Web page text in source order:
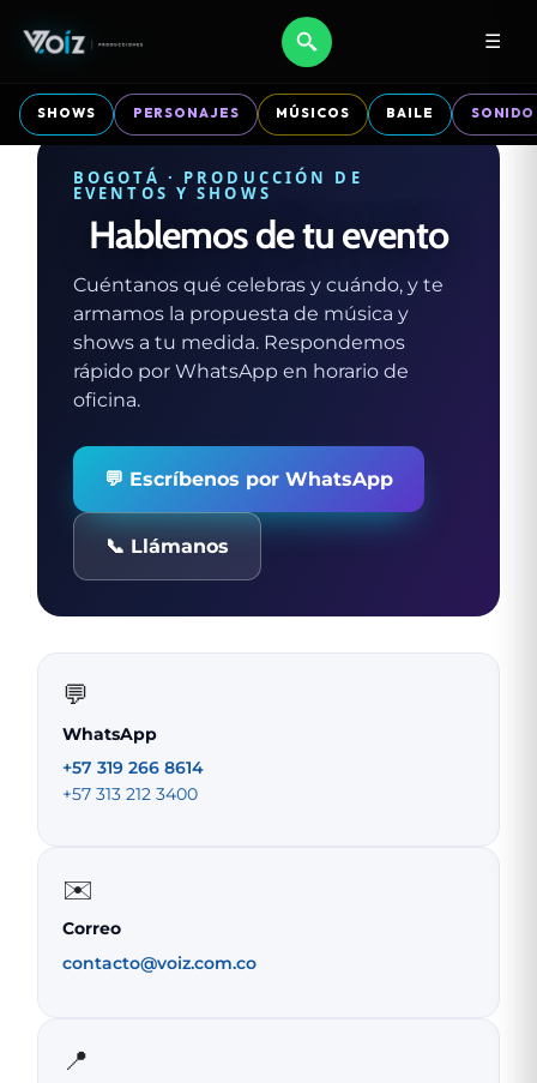
☰
SHOWS PERSONAJES MÚSICOS BAILE SONIDO
BOGOTÁ · PRODUCCIÓN DE
EVENTOS Y SHOWS
Hablemos de tu evento
Cuéntanos qué celebras y cuándo, y te
armamos la propuesta de música y
shows a tu medida. Respondemos
rápido por WhatsApp en horario de
oficina.
💬 Escríbenos por WhatsApp
📞 Llámanos
💬
WhatsApp
+57 319 266 8614
+57 313 212 3400
✉️
Correo
contacto@voiz.com.co
📍